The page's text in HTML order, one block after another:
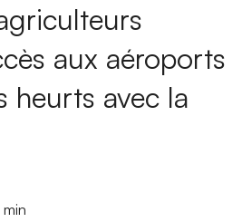
aux aéroports
heurts avec la
min